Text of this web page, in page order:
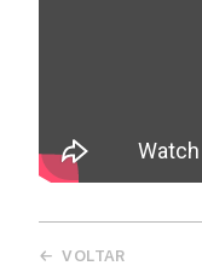
← VOLTAR